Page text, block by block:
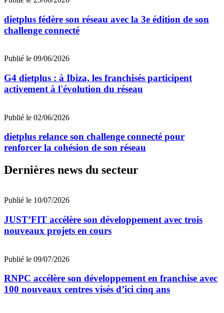
dietplus fédère son réseau avec la 3e édition de son
challenge connecté
Publié le 09/06/2026
G4 dietplus : à Ibiza, les franchisés participent
activement à l'évolution du réseau
Publié le 02/06/2026
dietplus relance son challenge connecté pour
renforcer la cohésion de son réseau
Dernières news du secteur
Publié le 10/07/2026
JUST’FIT accélère son développement avec trois
nouveaux projets en cours
Publié le 09/07/2026
RNPC accélère son développement en franchise avec
100 nouveaux centres visés d’ici cinq ans